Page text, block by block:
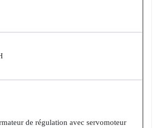
de régulation avec servomoteur